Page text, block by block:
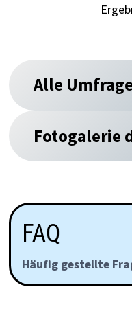
Alle
Fotogalerie
FAQ
Häufig gestellte